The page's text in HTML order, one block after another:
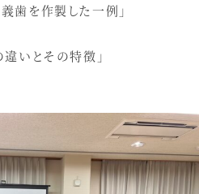
歯を作製した一例」
いとその特徴」